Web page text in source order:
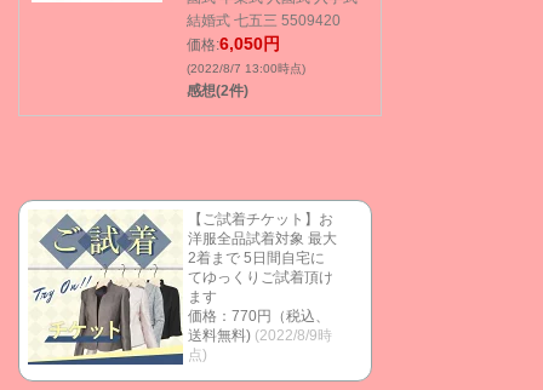
結婚式 七五三 5509420
価格:6,050円
(2022/8/7 13:00時点)
感想(2件)
【ご試着チケット】お
洋服全品試着対象 最大
2着まで 5日間自宅に
てゆっくりご試着頂け
ます
価格：770円（税込、
送料無料) (2022/8/9時
点)